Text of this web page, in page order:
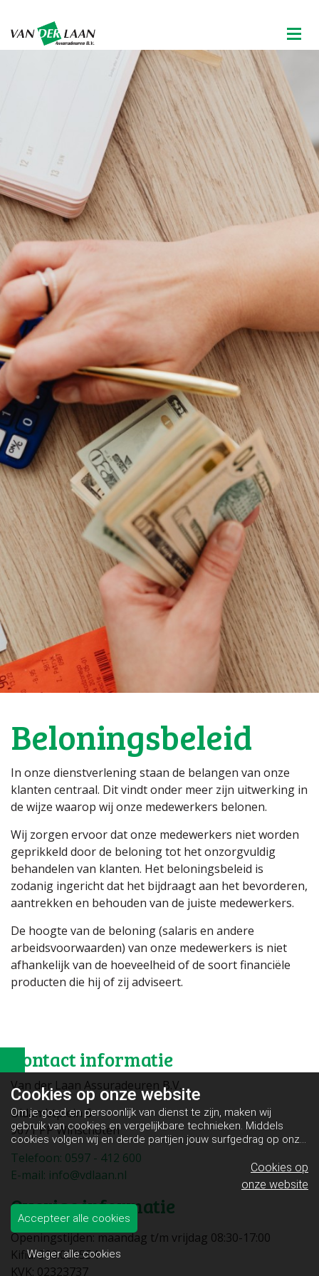
Beloningsbeleid
In onze dienstverlening staan de belangen van onze
klanten centraal. Dit vindt onder meer zijn uitwerking in
de wijze waarop wij onze medewerkers belonen.
Wij zorgen ervoor dat onze medewerkers niet worden
geprikkeld door de beloning tot het onzorgvuldig
behandelen van klanten. Het beloningsbeleid is
zodanig ingericht dat het bijdraagt aan het bevorderen,
aantrekken en behouden van de juiste medewerkers.
De hoogte van de beloning (salaris en andere
arbeidsvoorwaarden) van onze medewerkers is niet
afhankelijk van de hoeveelheid of de soort financiële
producten die hij of zij adviseert.
Contact informatie
Van der Laan Assuradeuren B.V.
Oldambtplein 6
9671 PP Winschoten
Telefoon: 0597 - 412 600
E-mail: info@vdlaan.nl
Overige informatie
Openingstijden: maandag t/m vrijdag 08:30-17:00
Kifid: 300.001554
KVK: 02323737
Cookies oponze website
Om je goed en persoonlijk van dienst te zijn, maken wij
gebruik van cookies en vergelijkbare technieken. Middels
cookies volgen wij en derde partijen jouw surfgedrag op onze
website. Hiermee tonen wij gepersonaliseerde advertenties
en dit maakt het voor jou mogelijk om informatie te delen via
social media.Bekijk ons cookiebeleid
Cookies op
onze website
Accepteer alle cookies
Weiger alle cookies